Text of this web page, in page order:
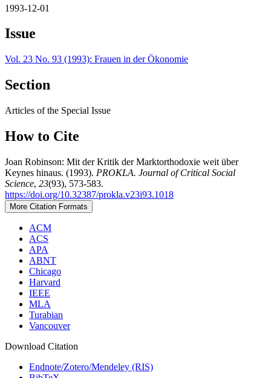
1993-12-01
Issue
Vol. 23 No. 93 (1993): Frauen in der Ökonomie
Section
Articles of the Special Issue
How to Cite
Joan Robinson: Mit der Kritik der Marktorthodoxie weit über
Keynes hinaus. (1993). PROKLA. Journal of Critical Social
Science, 23(93), 573-583.
https://doi.org/10.32387/prokla.v23i93.1018
More Citation Formats
ACM
ACS
APA
ABNT
Chicago
Harvard
IEEE
MLA
Turabian
Vancouver
Download Citation
Endnote/Zotero/Mendeley (RIS)